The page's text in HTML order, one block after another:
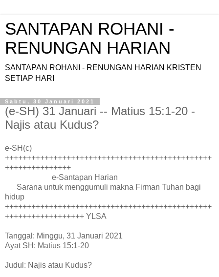
SANTAPAN ROHANI -
RENUNGAN HARIAN
SANTAPAN ROHANI - RENUNGAN HARIAN KRISTEN
SETIAP HARI
Sabtu, 30 Januari 2021
(e-SH) 31 Januari -- Matius 15:1-20 -
Najis atau Kudus?
e-SH(c)
+++++++++++++++++++++++++++++++++++++++++++++++
+++++++++++++++
e-Santapan Harian
Sarana untuk menggumuli makna Firman Tuhan bagi
hidup
+++++++++++++++++++++++++++++++++++++++++++++++
++++++++++++++++++ YLSA
Tanggal: Minggu, 31 Januari 2021
Ayat SH: Matius 15:1-20
Judul: Najis atau Kudus?